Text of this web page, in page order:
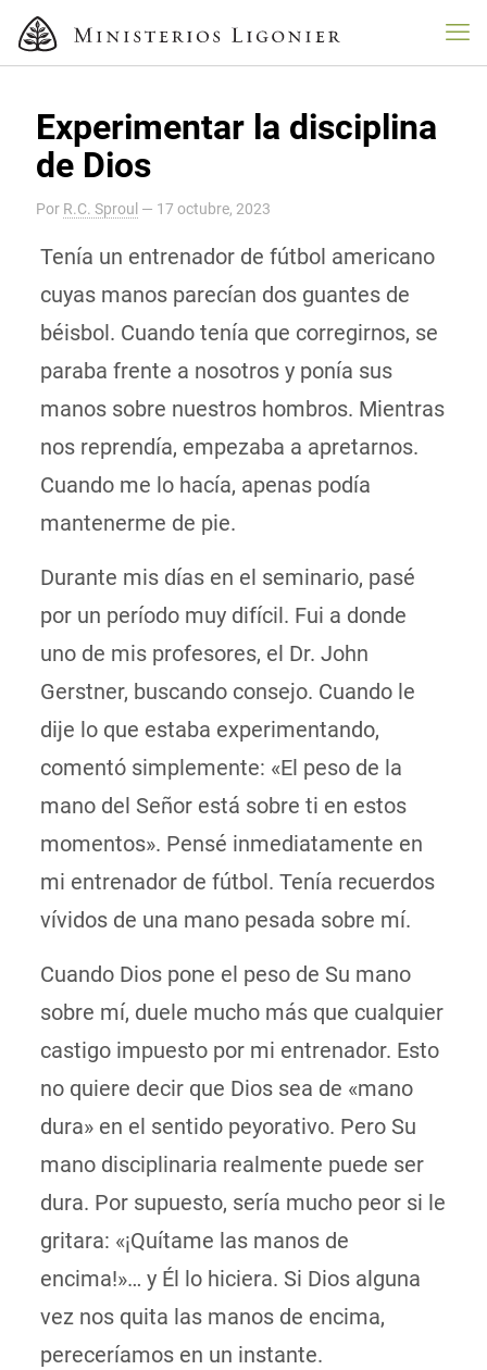
Experimentar la disciplina
de Dios
Por R.C. Sproul — 17 octubre, 2023
Tenía un entrenador de fútbol americano
cuyas manos parecían dos guantes de
béisbol. Cuando tenía que corregirnos, se
paraba frente a nosotros y ponía sus
manos sobre nuestros hombros. Mientras
nos reprendía, empezaba a apretarnos.
Cuando me lo hacía, apenas podía
mantenerme de pie.
Durante mis días en el seminario, pasé
por un período muy difícil. Fui a donde
uno de mis profesores, el Dr. John
Gerstner, buscando consejo. Cuando le
dije lo que estaba experimentando,
comentó simplemente: «El peso de la
mano del Señor está sobre ti en estos
momentos». Pensé inmediatamente en
mi entrenador de fútbol. Tenía recuerdos
vívidos de una mano pesada sobre mí.
Cuando Dios pone el peso de Su mano
sobre mí, duele mucho más que cualquier
castigo impuesto por mi entrenador. Esto
no quiere decir que Dios sea de «mano
dura» en el sentido peyorativo. Pero Su
mano disciplinaria realmente puede ser
dura. Por supuesto, sería mucho peor si le
gritara: «¡Quítame las manos de
encima!»… y Él lo hiciera. Si Dios alguna
vez nos quita las manos de encima,
pereceríamos en un instante.